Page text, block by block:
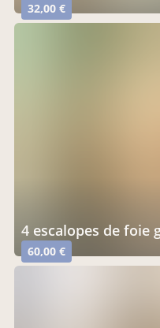
32,00 €
4 escalopes de
60,00 €